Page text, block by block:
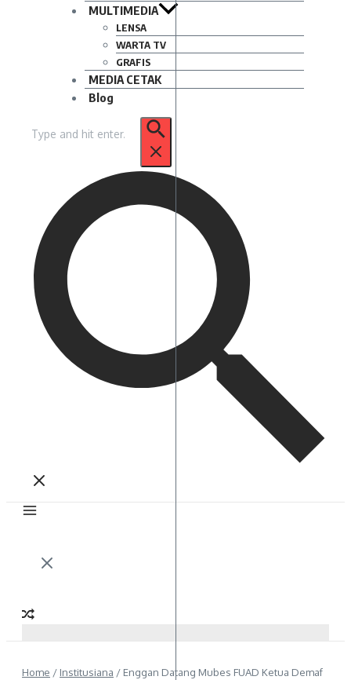
MULTIMEDIA
LENSA
WARTA TV
GRAFIS
MEDIA CETAK
Blog
untuk:
Home / Institusiana / Enggan Datang Mubes FUAD Ketua Demaf